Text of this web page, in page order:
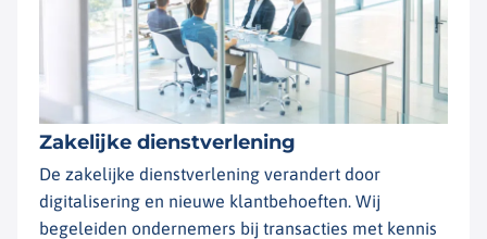
Zakelijke dienstverlening
De zakelijke dienstverlening verandert door
digitalisering en nieuwe klantbehoeften. Wij
begeleiden ondernemers bij transacties met kennis